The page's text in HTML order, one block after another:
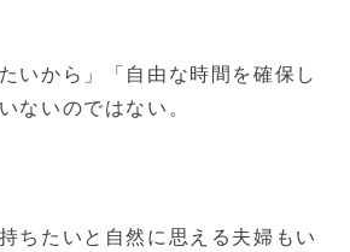
いから」「自由な時間を確保し
ないのではない。
ちたいと自然に思える夫婦もい